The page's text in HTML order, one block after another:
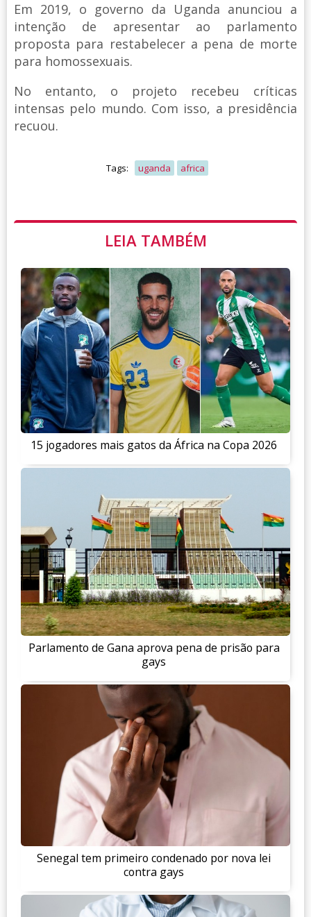
Em 2019, o governo da Uganda anunciou a
intenção de apresentar ao parlamento
proposta para restabelecer a pena de morte
para homossexuais.
No entanto, o projeto recebeu críticas
intensas pelo mundo. Com isso, a presidência
recuou.
Tags: uganda africa
LEIA TAMBÉM
15 jogadores mais gatos da África na Copa 2026
Parlamento de Gana aprova pena de prisão para
gays
Senegal tem primeiro condenado por nova lei
contra gays